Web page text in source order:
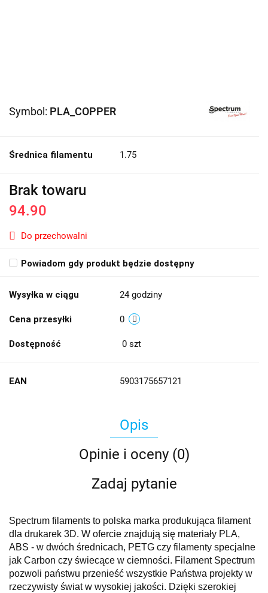
Symbol: PLA_COPPER
Średnica filamentu 1.75
Brak towaru
94.90
Do przechowalni
Powiadom gdy produkt będzie dostępny
Wysyłka w ciągu 24 godziny
Cena przesyłki 0
Dostępność 0 szt
EAN 5903175657121
Opis
Opinie i oceny (0)
Zadaj pytanie
Spectrum filaments to polska marka produkująca filament
dla drukarek 3D. W ofercie znajdują się materiały PLA,
ABS - w dwóch średnicach, PETG czy filamenty specjalne
jak Carbon czy świecące w ciemności. Filament Spectrum
pozwoli państwu przenieść wszystkie Państwa projekty w
rzeczywisty świat w wysokiej jakości. Dzięki szerokiej